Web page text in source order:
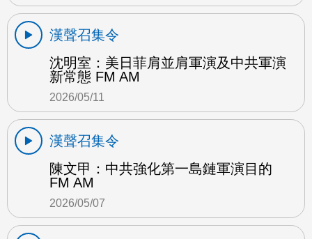
漢聲召集令
沈明室：美日菲肩並肩軍演及中共軍演
新常態 FM AM
2026/05/11
漢聲召集令
陳文甲：中共強化第一島鏈軍演目的
FM AM
2026/05/07